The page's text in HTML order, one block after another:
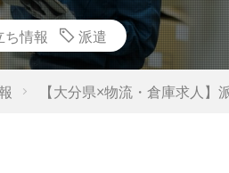
ち情報 派遣
【大分県×物流・倉庫求人